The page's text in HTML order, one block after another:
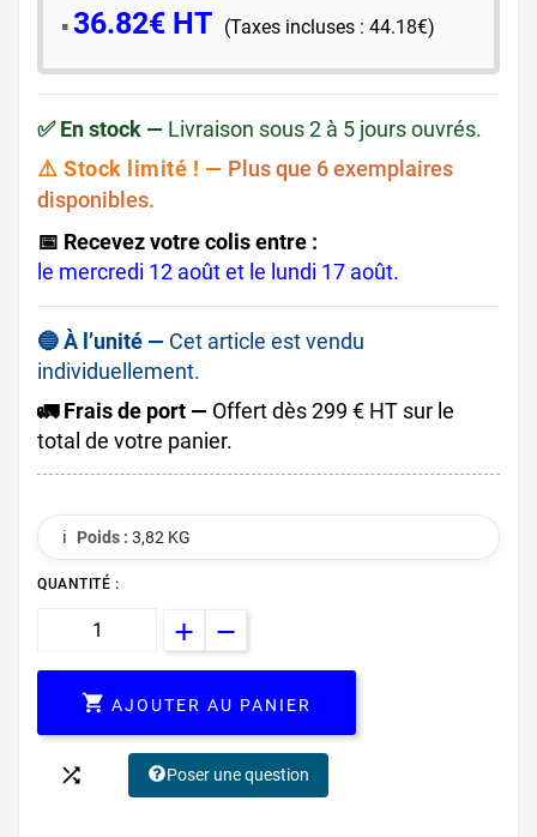
​▪️​36.82€ HT (Taxes incluses : 44.18€)
✅ En stock — Livraison sous 2 à 5 jours ouvrés.
⚠️ Stock limité ! — Plus que 6 exemplaires
disponibles.
📅 Recevez votre colis entre :
le mercredi 12 août et le lundi 17 août.
🔵 À l’unité — Cet article est vendu
individuellement.
🚛 Frais de port — Offert dès 299 € HT sur le
total de votre panier.
ℹ️ Poids : 3,82 KG
QUANTITÉ :
 AJOUTER AU PANIER
 Poser une question